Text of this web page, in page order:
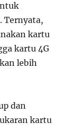
Ternyata,
kartu
kartu 4G
lebih
dan
kartu